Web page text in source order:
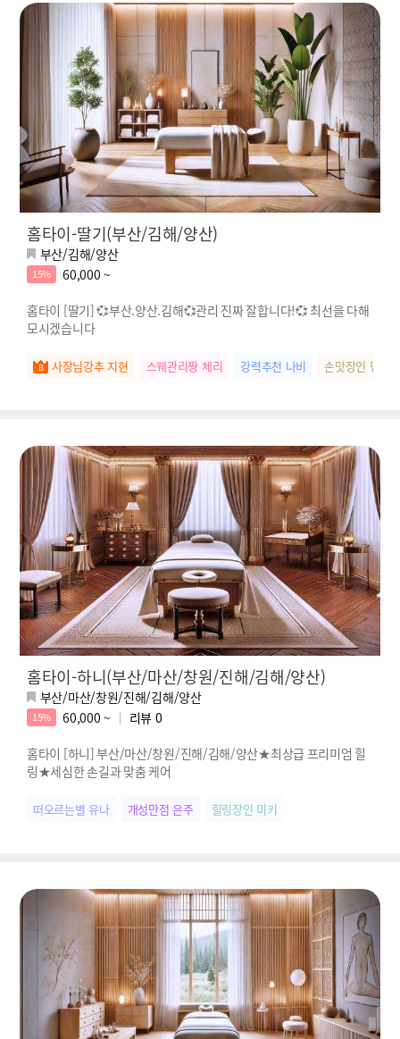
홈타이-딸기(부산/김해/양산)
부산/김해/양산
15%
60,000 ~
홈타이 [딸기] 💞부산.양산.김해💞관리 진짜 잘합니다!💞 최선을 다해
모시겠습니다
사장님강추 지현 스웨관리짱 체리 강력추천 나비 손맛장인 민지
홈타이-하니(부산/마산/창원/진해/김해/양산)
부산/마산/창원/진해/김해/양산
15% 60,000 ~ 리뷰 0
홈타이 [하니] 부산/마산/창원/진해/김해/양산★최상급 프리미엄 힐
링★세심한 손길과 맞춤 케어
떠오르는별 유나 개성만점 은주 힐링장인 미키